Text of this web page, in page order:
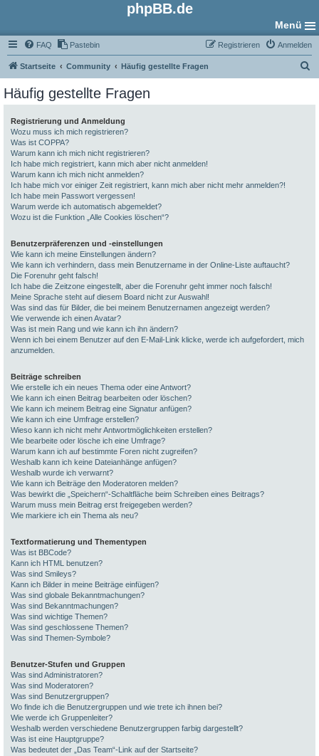
phpBB.de
Menü
FAQ Pastebin Anmelden
Registrieren
Startseite Community Häufig gestellte Fragen
Häufig gestellte Fragen
Registrierung und Anmeldung
Wozu muss ich mich registrieren?
Was ist COPPA?
Warum kann ich mich nicht registrieren?
Ich habe mich registriert, kann mich aber nicht anmelden!
Warum kann ich mich nicht anmelden?
Ich habe mich vor einiger Zeit registriert, kann mich aber nicht mehr anmelden?!
Ich habe mein Passwort vergessen!
Warum werde ich automatisch abgemeldet?
Wozu ist die Funktion „Alle Cookies löschen“?
Benutzerpräferenzen und -einstellungen
Wie kann ich meine Einstellungen ändern?
Wie kann ich verhindern, dass mein Benutzername in der Online-Liste auftaucht?
Die Forenuhr geht falsch!
Ich habe die Zeitzone eingestellt, aber die Forenuhr geht immer noch falsch!
Meine Sprache steht auf diesem Board nicht zur Auswahl!
Was sind das für Bilder, die bei meinem Benutzernamen angezeigt werden?
Wie verwende ich einen Avatar?
Was ist mein Rang und wie kann ich ihn ändern?
Wenn ich bei einem Benutzer auf den E-Mail-Link klicke, werde ich aufgefordert, mich
anzumelden.
Beiträge schreiben
Wie erstelle ich ein neues Thema oder eine Antwort?
Wie kann ich einen Beitrag bearbeiten oder löschen?
Wie kann ich meinem Beitrag eine Signatur anfügen?
Wie kann ich eine Umfrage erstellen?
Wieso kann ich nicht mehr Antwortmöglichkeiten erstellen?
Wie bearbeite oder lösche ich eine Umfrage?
Warum kann ich auf bestimmte Foren nicht zugreifen?
Weshalb kann ich keine Dateianhänge anfügen?
Weshalb wurde ich verwarnt?
Wie kann ich Beiträge den Moderatoren melden?
Was bewirkt die „Speichern“-Schaltfläche beim Schreiben eines Beitrags?
Warum muss mein Beitrag erst freigegeben werden?
Wie markiere ich ein Thema als neu?
Textformatierung und Thementypen
Was ist BBCode?
Kann ich HTML benutzen?
Was sind Smileys?
Kann ich Bilder in meine Beiträge einfügen?
Was sind globale Bekanntmachungen?
Was sind Bekanntmachungen?
Was sind wichtige Themen?
Was sind geschlossene Themen?
Was sind Themen-Symbole?
Benutzer-Stufen und Gruppen
Was sind Administratoren?
Was sind Moderatoren?
Was sind Benutzergruppen?
Wo finde ich die Benutzergruppen und wie trete ich ihnen bei?
Wie werde ich Gruppenleiter?
Weshalb werden verschiedene Benutzergruppen farbig dargestellt?
Was ist eine Hauptgruppe?
Was bedeutet der „Das Team“-Link auf der Startseite?